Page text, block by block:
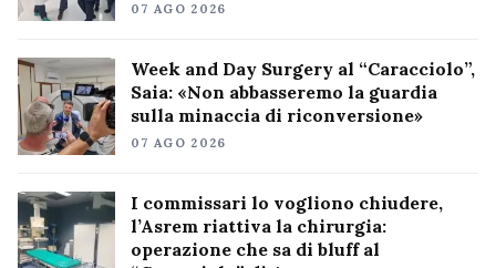
07 AGO 2026
Week and Day Surgery al “Caracciolo”,
Saia: «Non abbasseremo la guardia
sulla minaccia di riconversione»
07 AGO 2026
I commissari lo vogliono chiudere,
l’Asrem riattiva la chirurgia:
operazione che sa di bluff al